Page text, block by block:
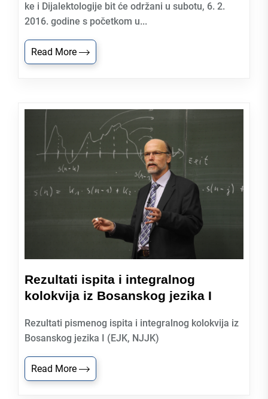
ke i Dijalektologije bit će održani u subotu, 6. 2.
2016. godine s početkom u...
Read More
Rezultati ispita i integralnog
kolokvija iz Bosanskog jezika I
Rezultati pismenog ispita i integralnog kolokvija iz
Bosanskog jezika I (EJK, NJJK)
Read More